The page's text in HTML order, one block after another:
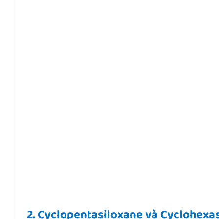
2. Cyclopentasiloxane và